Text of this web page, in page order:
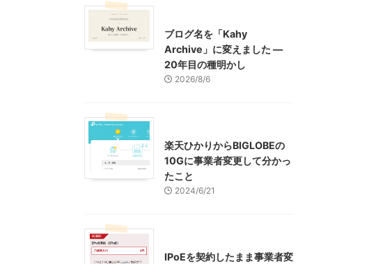
ブログ名を「Kahy
Archive」に変えました ―
20年目の種明かし
2026/8/6
楽天ひかりからBIGLOBEの
10Gに事業者変更して分かっ
たこと
2024/6/21
IPoEを契約したまま事業者変